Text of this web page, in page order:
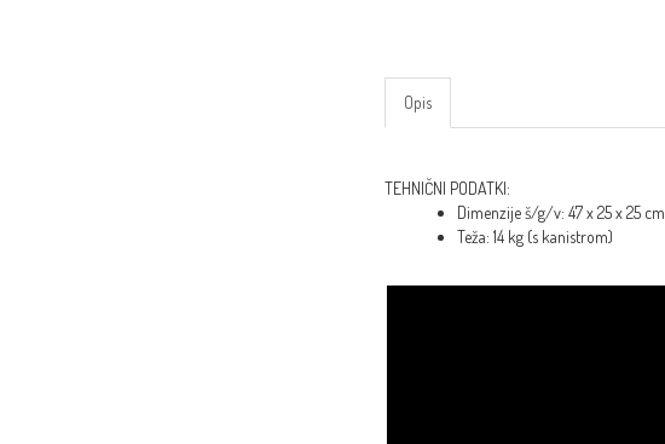
Opis
TEHNIČNI PODATKI:
Dimenzije š/g/v: 47 x 25 x 25 cm
Teža: 14 kg (s kanistrom)